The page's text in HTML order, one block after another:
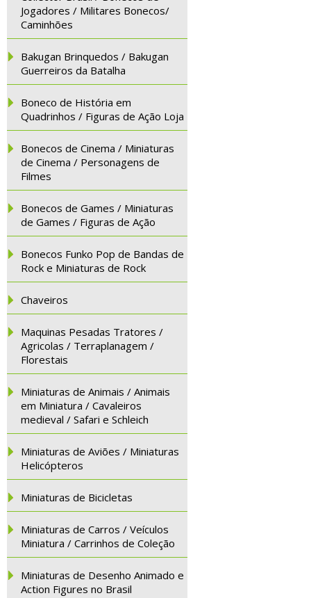
Jogadores / Militares Bonecos/
Caminhões
Bakugan Brinquedos / Bakugan
Guerreiros da Batalha
Boneco de História em
Quadrinhos / Figuras de Ação Loja
Bonecos de Cinema / Miniaturas
de Cinema / Personagens de
Filmes
Bonecos de Games / Miniaturas
de Games / Figuras de Ação
Bonecos Funko Pop de Bandas de
Rock e Miniaturas de Rock
Chaveiros
Maquinas Pesadas Tratores /
Agricolas / Terraplanagem /
Florestais
Miniaturas de Animais / Animais
em Miniatura / Cavaleiros
medieval / Safari e Schleich
Miniaturas de Aviões / Miniaturas
Helicópteros
Miniaturas de Bicicletas
Miniaturas de Carros / Veículos
Miniatura / Carrinhos de Coleção
Miniaturas de Desenho Animado e
Action Figures no Brasil